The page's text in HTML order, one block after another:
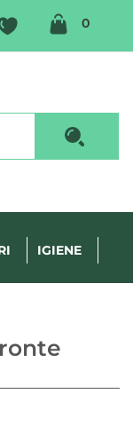
0
IGIENE